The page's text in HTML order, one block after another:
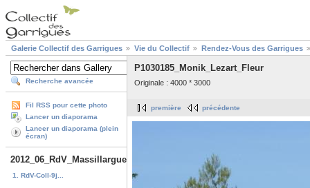
Galerie Collectif des Garrigues Vie du Collectif Rendez-Vous des Garrigues
Recherche avancée
Fil RSS pour cette photo
Lancer un diaporama
Lancer un diaporama (plein
écran)
2012_06_RdV_Massillargues
1. RdV-Coll-9j...
P1030185_Monik_Lezart_Fleur
Originale : 4000 * 3000
première précédente